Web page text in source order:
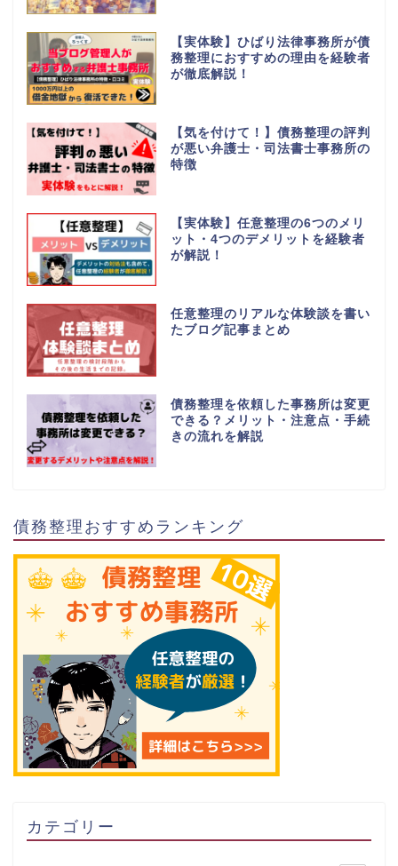
【実体験】ひばり法律事務所が債
務整理におすすめの理由を経験者
が徹底解説！
【気を付けて！】債務整理の評判
が悪い弁護士・司法書士事務所の
特徴
【実体験】任意整理の6つのメリ
ット・4つのデメリットを経験者
が解説！
任意整理のリアルな体験談を書い
たブログ記事まとめ
債務整理を依頼した事務所は変更
できる？メリット・注意点・手続
きの流れを解説
債務整理おすすめランキング
カテゴリー